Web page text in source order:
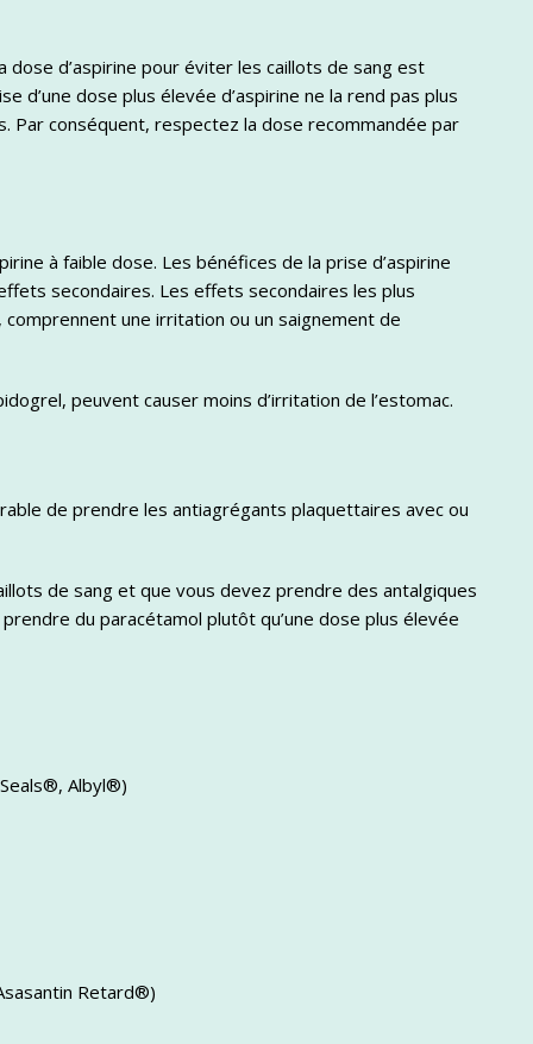
dose d’aspirine pour éviter les caillots de sang est
d’une dose plus élevée d’aspirine ne la rend pas plus
Par conséquent, respectez la dose recommandée par
à faible dose. Les bénéfices de la prise d’aspirine
secondaires. Les effets secondaires les plus
une irritation ou un saignement de
peuvent causer moins d’irritation de l’estomac.
de prendre les antiagrégants plaquettaires avec ou
de sang et que vous devez prendre des antalgiques
du paracétamol plutôt qu’une dose plus élevée
Albyl®)
Retard®)